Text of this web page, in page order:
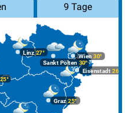
9 Tage
Graz25°
Linz27°
Wien 30°
Eisenstadt 26°
Sankt Pölten 30°